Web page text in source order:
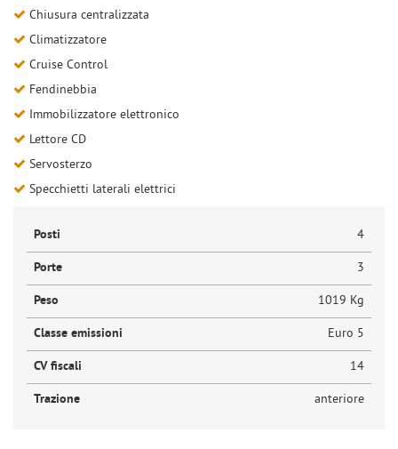
Chiusura centralizzata
Climatizzatore
Cruise Control
Fendinebbia
Immobilizzatore elettronico
Lettore CD
Servosterzo
Specchietti laterali elettrici
Posti 4
Porte 3
Peso 1019 Kg
Classe emissioni Euro 5
CV fiscali 14
Trazione anteriore